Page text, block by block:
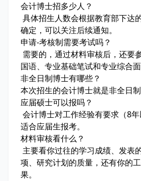
会计博士招多少人？
具体招生人数会根据教育部下达
确定，可以关注后续通知。
申请-考核制需要考试吗？
需要的，通过材料审核后，还要
国语、专业基础笔试和专业综合面
非全日制博士有哪些？
本次招生的会计博士就是非全日制
应届硕士可以报吗？
会计博士对工作经验有要求（8
适合应届生报考。
材料审核看什么？
主要看你过往的学习成绩、发表
项、研究计划的质量，还有你的
果。